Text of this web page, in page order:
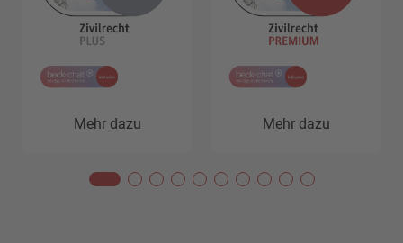
Mehr dazu Mehr dazu